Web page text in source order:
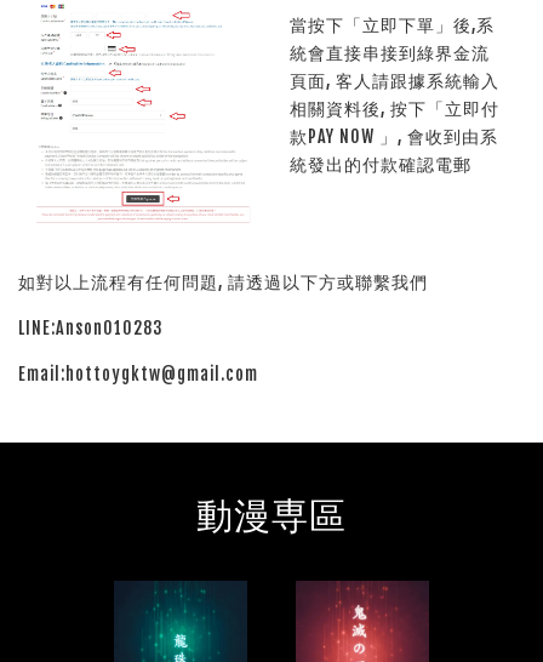
當按下「立即下單」後,系
統會直接串接到綠界金流
頁面, 客人請跟據系統輸入
相關資料後, 按下「立即付
款PAY NOW 」, 會收到由系
統發出的付款確認電郵
如對以上流程有任何問題, 請透過以下方或聯繫我們
LINE:Anson010283
Email:hottoygktw@gmail.com
動漫専區